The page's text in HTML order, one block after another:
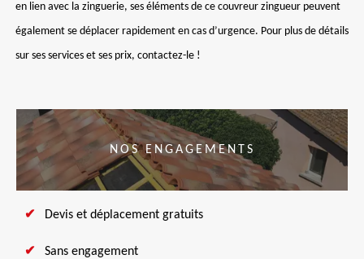
en lien avec la zinguerie, ses éléments de ce couvreur zingueur peuvent
également se déplacer rapidement en cas d’urgence. Pour plus de détails
sur ses services et ses prix, contactez-le !
NOS ENGAGEMENTS
Devis et déplacement gratuits
Sans engagement